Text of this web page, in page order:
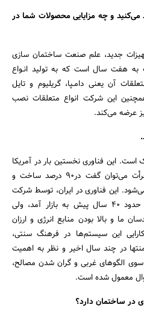
می‌کنید و چه مزایایی محصولات شما در
جدید، علم صنعت ساختمان سازی
به هفت سال است که به تولید انـواع
آن یعنی دامـپا، گریلیوم و تایل
این شرکت انواع متعلقات نصب
عرضه می‌کند.
این فناوری نخستین بار در آمریکا
و اتریش ایجاد شد و امروزه به جرأت می‌توان گفت در۹۰ درصد ساخت و
این فناوری در ایران، توسط شرکت
کناف آلمان و به نام کناف ایران، حدود ۴۰ سال پیش به بازار آمد، ولی
ما و بالا بودن منابع انرژی و ارزان
این سیستم‌ها در فرهنگ سنتی،
در چند سال اخیر و نظر به اهمیت
الگوهای غربی و گران شدن مصالح،
معمول شده است.
در ساختمان دارد؟